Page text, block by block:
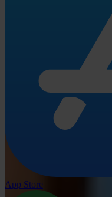
App Store